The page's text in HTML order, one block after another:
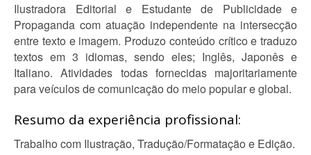
Ilustradora Editorial e Estudante de Publicidade e
Propaganda com atuação independente na intersecção
entre texto e imagem. Produzo conteúdo crítico e traduzo
textos em 3 idiomas, sendo eles; Inglês, Japonês e
Italiano. Atividades todas fornecidas majoritariamente
para veículos de comunicação do meio popular e global.
Resumo da experiência profissional:
Trabalho com Ilustração, Tradução/Formatação e Edição.